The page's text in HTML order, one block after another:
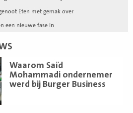
Eten met gemak over
een nieuwe fase in
Waarom Saïd
Mohammadi ondernemer
werd bij Burger Business